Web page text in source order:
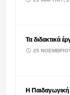
Τα διδακτικά
25
Η